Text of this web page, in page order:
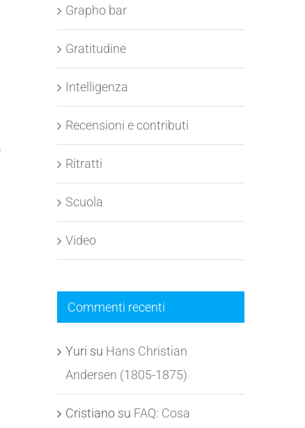
Grapho bar
Gratitudine
Intelligenza
Recensioni e contributi
Ritratti
Scuola
Video
Commenti recenti
Yuri su Hans Christian
Andersen (1805-1875)
Cristianosu FAQ: Cosa